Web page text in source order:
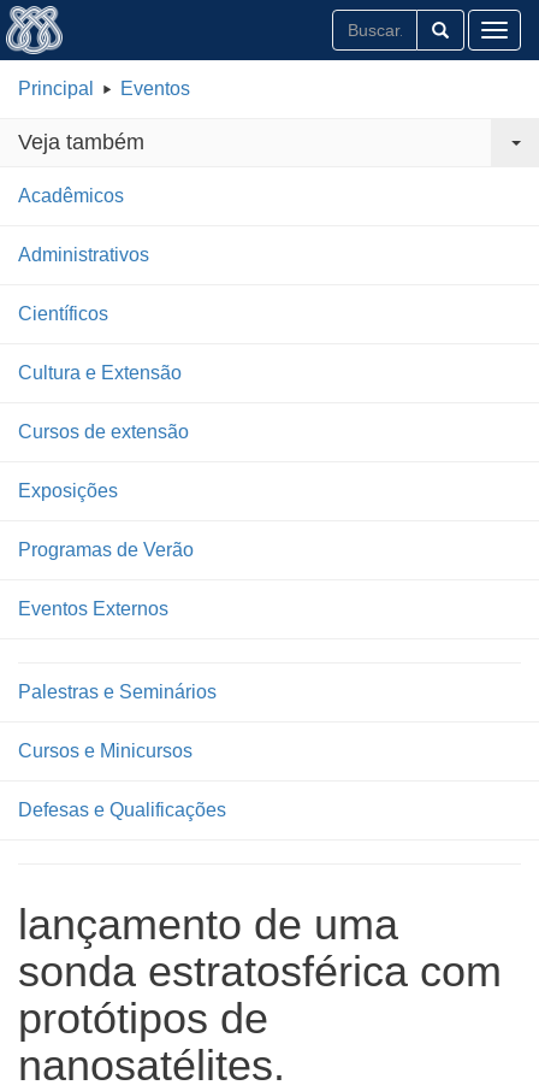
Principal Eventos
Veja também
Acadêmicos
Administrativos
Científicos
Cultura e Extensão
Cursos de extensão
Exposições
Programas de Verão
Eventos Externos
Palestras e Seminários
Cursos e Minicursos
Defesas e Qualificações
lançamento de uma
sonda estratosférica com
protótipos de
nanosatélites.